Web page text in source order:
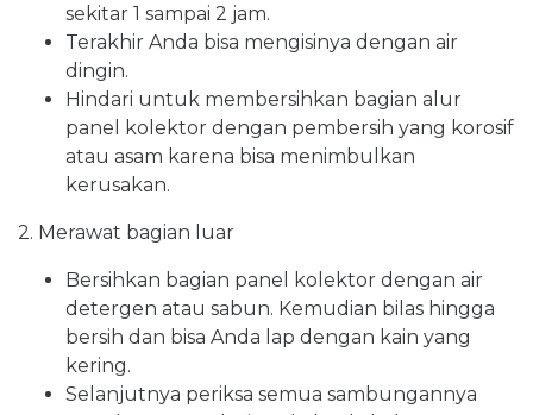
sekitar 1 sampai 2 jam.
Terakhir Anda bisa mengisinya dengan air
dingin.
Hindari untuk membersihkan bagian alur
panel kolektor dengan pembersih yang korosif
atau asam karena bisa menimbulkan
kerusakan.
2. Merawat bagian luar
Bersihkan bagian panel kolektor dengan air
detergen atau sabun. Kemudian bilas hingga
bersih dan bisa Anda lap dengan kain yang
kering.
Selanjutnya periksa semua sambungannya